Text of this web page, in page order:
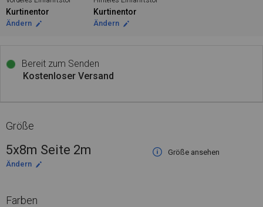
Kurtinentor
Ändern
Kurtinentor
Ändern
Bereit zum Senden
Kostenloser Versand
Größe
5x8m Seite 2m
Größe ansehen
Ändern
Farben